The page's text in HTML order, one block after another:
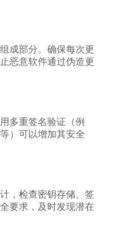
成部分。确保每次更
恶意软件通过伪造更
多重签名验证（例
）可以增加其安全
，检查密钥存储、签
要求，及时发现潜在